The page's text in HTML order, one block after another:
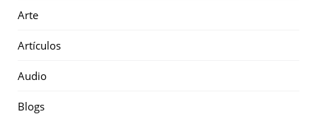
Arte
Artículos
Audio
Blogs